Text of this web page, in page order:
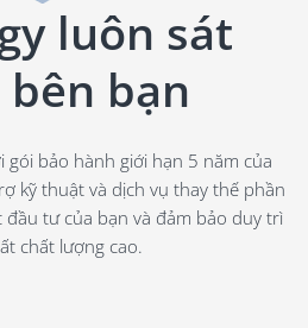
luôn sát
bên bạn
bảo hành giới hạn 5 năm của
kỹ thuật và dịch vụ thay thế phần
tư của bạn và đảm bảo duy trì
chất lượng cao.